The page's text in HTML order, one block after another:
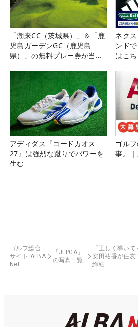
「潮来CC（茨城県）」＆「鹿
児島ガーデンGC（鹿児島
県）」の無料プレー券が当た
ネク
ンド
はこち
アディダス『コードカオス
27』は強烈な蹴りでパワーを
生む
ゴル
事。
ゴルフ総合
サイト ALBA
Net
「JLPGA」
の写真一覧
「正しく導い
安田祐香が住友
締結